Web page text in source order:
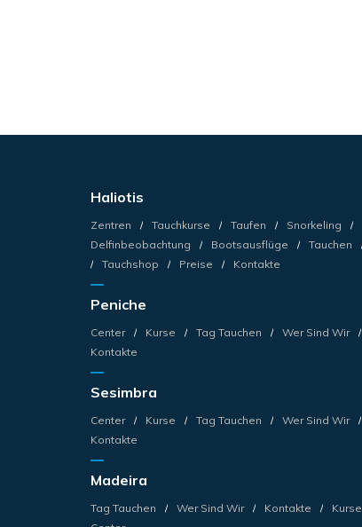
Haliotis
Zentren Tauchkurse Taufen
Snorkeling
Delfinbeobachtung
Bootsausflüge Tauchen
Tauchshop
Preise Kontakte
Peniche
Center Kurse Tag Tauchen
Wer Sind Wir
Kontakte
Sesimbra
Center Kurse Tag Tauchen
Wer Sind Wir
Kontakte
Madeira
Tag Tauchen Wer Sind Wir Kontakte
Kurse